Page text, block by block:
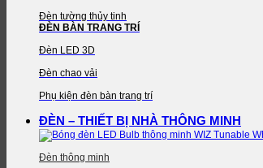
Đèn tường thủy tinh
ĐÈN BÀN TRANG TRÍ
Đèn LED 3D
Đèn chao vải
Phụ kiện đèn bàn trang trí
ĐÈN – THIẾT BỊ NHÀ THÔNG MINH
Đèn thông minh